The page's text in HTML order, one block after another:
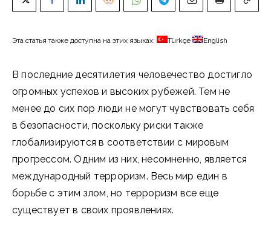
Эта статья также доступна на этих языках: Türkçe English
В последние десятилетия человечество достигло
огромных успехов и высоких рубежей. Тем не
менее до сих пор люди не могут чувствовать себя
в безопасности, поскольку риски также
глобализируются в соответствии с мировым
прогрессом. Одним из них, несомненно, является
международный терроризм. Весь мир един в
борьбе с этим злом, но терроризм все еще
существует в своих проявлениях.